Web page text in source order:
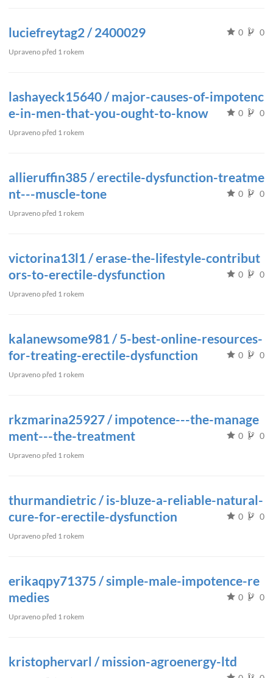
luciefreytag2 / 2400029 0 0
Upraveno před 1 rokem
lashayeck15640 / major-causes-of-impotenc
e-in-men-that-you-ought-to-know
0 0
Upraveno před 1 rokem
allieruffin385 / erectile-dysfunction-treatme
nt---muscle-tone
0 0
Upraveno před 1 rokem
victorina13l1 / erase-the-lifestyle-contribut
ors-to-erectile-dysfunction
0 0
Upraveno před 1 rokem
kalanewsome981 / 5-best-online-resources-
for-treating-erectile-dysfunction
0 0
Upraveno před 1 rokem
rkzmarina25927 / impotence---the-manage
ment---the-treatment
0 0
Upraveno před 1 rokem
thurmandietric / is-bluze-a-reliable-natural-
cure-for-erectile-dysfunction
0 0
Upraveno před 1 rokem
erikaqpy71375 / simple-male-impotence-re
medies
0 0
Upraveno před 1 rokem
kristophervarl / mission-agroenergy-ltd